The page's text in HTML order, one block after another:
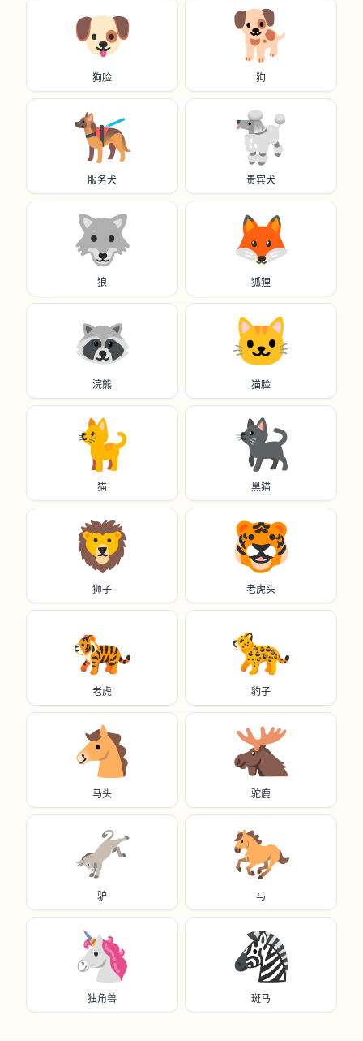
🐶
狗脸
🐕️
狗
🐕‍🦺
服务犬
🐩
贵宾犬
🐺
狼
🦊
狐狸
🦝
浣熊
🐱
猫脸
🐈️
猫
🐈‍⬛
黑猫
🦁
狮子
🐯
老虎头
🐅
老虎
🐆
豹子
🐴
马头
🫎
驼鹿
🫏
驴
🐎
马
🦄
独角兽
🦓
斑马